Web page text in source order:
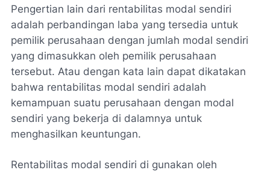
Pengertian lain dari rentabilitas modal sendiri
adalah perbandingan laba yang tersedia untuk
pemilik perusahaan dengan jumlah modal sendiri
yang dimasukkan oleh pemilik perusahaan
tersebut. Atau dengan kata lain dapat dikatakan
bahwa rentabilitas modal sendiri adalah
kemampuan suatu perusahaan dengan modal
sendiri yang bekerja di dalamnya untuk
menghasilkan keuntungan.
Rentabilitas modal sendiri di gunakan oleh